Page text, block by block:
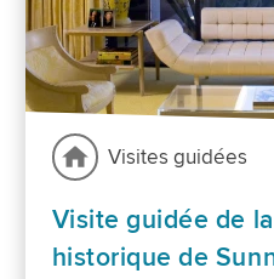
Visites guidées
Visite guidée de
historique de